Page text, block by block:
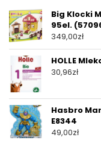
Big Klocki
95el.
349,00zł
HOLLE
30,96zł
Hasbro
E8344
49,00zł